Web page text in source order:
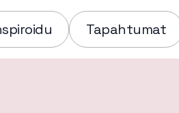
Tapahtumat